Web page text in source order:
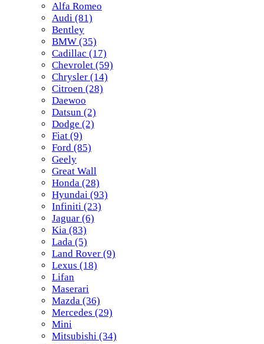
Alfa Romeo
Audi (81)
Bentley
BMW (35)
Cadillac (17)
Chevrolet (59)
Chrysler (14)
Citroen (28)
Daewoo
Datsun (2)
Dodge (2)
Fiat (9)
Ford (85)
Geely
Great Wall
Honda (28)
Hyundai (93)
Infiniti (23)
Jaguar (6)
Kia (83)
Lada (5)
Land Rover (9)
Lexus (18)
Lifan
Maserari
Mazda (36)
Mercedes (29)
Mini
Mitsubishi (34)